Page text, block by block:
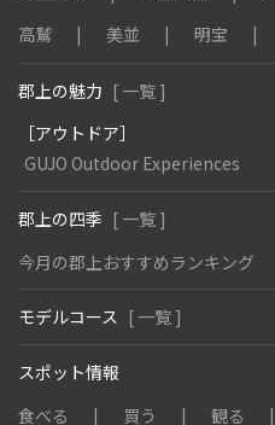
高鷲
美並 明宝
郡上の魅力 [ 一覧 ]
［アウトドア］
GUJO Outdoor Experiences
郡上の四季 [ 一覧 ]
今月の郡上おすすめランキング
モデルコース [ 一覧 ]
スポット情報
食べる
買う 観る